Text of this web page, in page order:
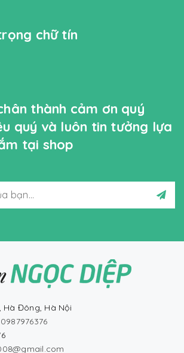
chữ tín
thành cảm ơn quý
quý và luôn tin tưởng lựa
tại shop
Hà Đông, Hà Nội